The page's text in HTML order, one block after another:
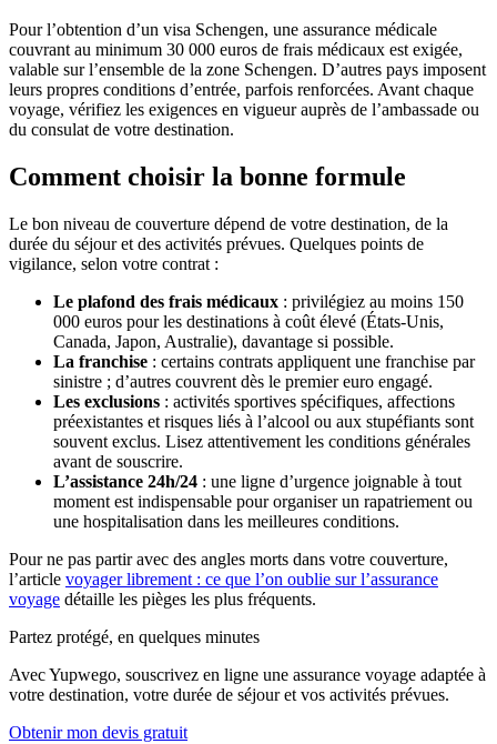
Pour l’obtention d’un visa Schengen, une assurance médicale
couvrant au minimum 30 000 euros de frais médicaux est exigée,
valable sur l’ensemble de la zone Schengen. D’autres pays imposent
leurs propres conditions d’entrée, parfois renforcées. Avant chaque
voyage, vérifiez les exigences en vigueur auprès de l’ambassade ou
du consulat de votre destination.
Comment choisir la bonne formule
Le bon niveau de couverture dépend de votre destination, de la
durée du séjour et des activités prévues. Quelques points de
vigilance, selon votre contrat :
Le plafond des frais médicaux : privilégiez au moins 150
000 euros pour les destinations à coût élevé (États-Unis,
Canada, Japon, Australie), davantage si possible.
La franchise : certains contrats appliquent une franchise par
sinistre ; d’autres couvrent dès le premier euro engagé.
Les exclusions : activités sportives spécifiques, affections
préexistantes et risques liés à l’alcool ou aux stupéfiants sont
souvent exclus. Lisez attentivement les conditions générales
avant de souscrire.
L’assistance 24h/24 : une ligne d’urgence joignable à tout
moment est indispensable pour organiser un rapatriement ou
une hospitalisation dans les meilleures conditions.
Pour ne pas partir avec des angles morts dans votre couverture,
l’article voyager librement : ce que l’on oublie sur l’assurance
voyage détaille les pièges les plus fréquents.
Partez protégé, en quelques minutes
Avec Yupwego, souscrivez en ligne une assurance voyage adaptée à
votre destination, votre durée de séjour et vos activités prévues.
Obtenir mon devis gratuit